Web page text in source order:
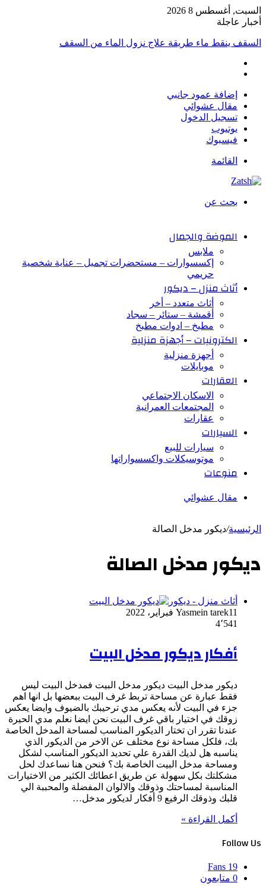
السبت, أغسطس 8 2026
أخبار عاجلة
السقف ينقط ماء طريقة علاج نزول الماء من السقف
إضافة عمود جانبي
مقال عشوائي
تسجيل الدخول
يوتيوب
فيسبوك
القائمة
بحث عن
الموضة والجمال
ملابس
إكسسوارات – مستحضرات تجميل – عناية شخصية
حريمي
أثاث منزل – ديكور
أثاث متعدد – أخر
أقمشة – ستائر – سجاد
مطبخ – ادوات مطبخ
الكترونيات – أجهزة منزلية
أجهزة منزلية
موبايلات
العقارات
الاسكان الاجتماعي
المجتمعات العمرانية
عقارات
السيارات
سيارات للبيع
موتوسيكلات واكسسواراتها
منوعات
مقال عشوائي
الرئيسية/ديكور مدخل الصالة
ديكور مدخل الصالة
أثاث منزل - ديكور
Yasmein tarek11 فبراير، 2022
4٬541
أفكار ديكور مدخل البيت
ديكور مدخل البيت ديكور مدخل البيت فمدخل البيت ليس
فقط عبارة عن مساحة تربط غرف البيت ببعضها بل انها اهم
جزء في البيت لأنه يعكس مدي ترحيبك بالضيوف وايضا يعكس
زوقك في اختيار باقي غرف البيت نحن ايضا نعلم مدي الحيرة
عندنا تقرر ان تختار الديكور المناسب لمساحة المدخل الخاصة
بك، فلكل مساحة نوع مختلف عن الاخر من الديكور الذي
يناسبه هل لديك القدرة علي تحديد الديكور المناسب لشكل
ومساحة مدخل البيت الخاصة بك؟ فنحن هنا نساعدك لحل
مشكلتك بكل سهولة عن طريق اعطائك الكثير من الاختيارات
المناسبة لمساحتك وذوقك والالوان المفضلة والمحببة الي
قلبك وذوقك الرفيع 9 أفكار لديكور مدخل…
أكمل القراءة »
Follow Us
19
Fans
0 متابعون